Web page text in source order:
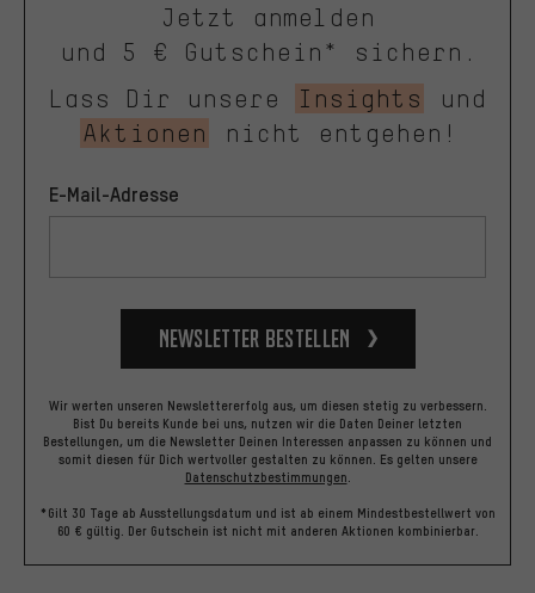
Jetzt anmelden
und 5 € Gutschein* sichern.
Lass Dir unsere
Insights
und
Aktionen
nicht entgehen!
E-Mail-Adresse
Newsletter bestellen
Wir werten unseren Newslettererfolg aus, um diesen stetig zu verbessern.
Bist Du bereits Kunde bei uns, nutzen wir die Daten Deiner letzten
Bestellungen, um die Newsletter Deinen Interessen anpassen zu können und
somit diesen für Dich wertvoller gestalten zu können. Es gelten unsere
Datenschutzbestimmungen
*Gilt 30 Tage ab Ausstellungsdatum und ist ab einem Mindestbestellwert von
60 € gültig. Der Gutschein ist nicht mit anderen Aktionen kombinierbar.